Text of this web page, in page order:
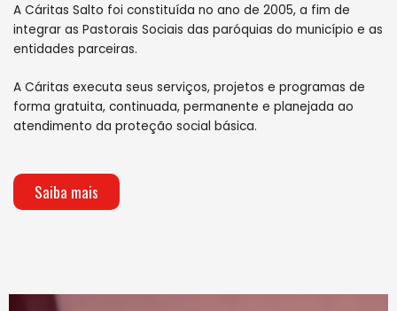
A Cáritas Salto foi constituída no ano de 2005, a fim de
integrar as Pastorais Sociais das paróquias do município e as
entidades parceiras.
A Cáritas executa seus serviços, projetos e programas de
forma gratuita, continuada, permanente e planejada ao
atendimento da proteção social básica.
Saiba mais